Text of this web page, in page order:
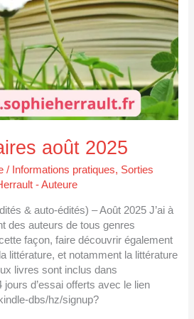
août 2025
/ Informations pratiques, Sorties
- Auteure
& auto-édités) – Août 2025 J’ai à
des auteurs de tous genres
façon, faire découvrir également
littérature, et notamment la littérature
livres sont inclus dans
jours d’essai offerts avec le lien
dbs/hz/signup?